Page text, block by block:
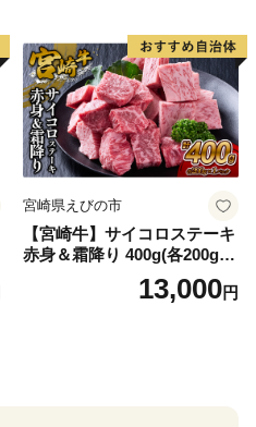
宮崎県えびの市
【宮崎牛】サイコロステーキ
赤身＆霜降り 400g(各200g×
１P 計2P) 真空パック 冷凍
13,000円